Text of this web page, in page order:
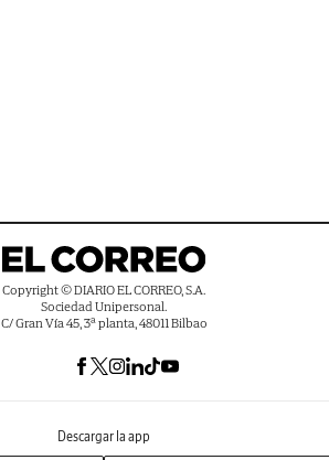
Copyright © DIARIO EL CORREO, S.A.
Sociedad Unipersonal.
C/ Gran Vía 45, 3ª planta, 48011 Bilbao
Descargar la app